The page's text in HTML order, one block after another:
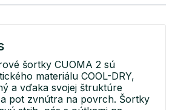
šortky CUOMA 2 sú
materiálu COOL-DRY,
a vďaka svojej štruktúre
pot zvnútra na povrch. Šortky